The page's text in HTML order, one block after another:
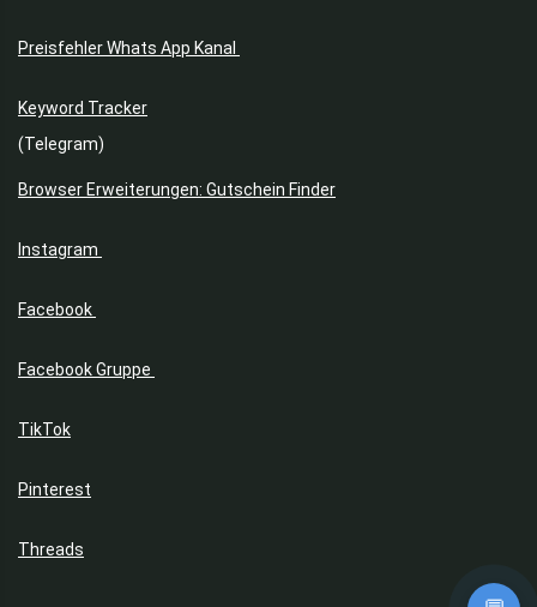
Preisfehler Whats App Kanal
Keyword Tracker
(Telegram)
Browser Erweiterungen: Gutschein Finder
Instagram
Facebook
Facebook Gruppe
TikTok
Pinterest
Threads